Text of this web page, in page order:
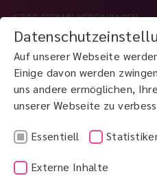
Auf unserer Webseite
Einige davon werden
uns andere ermöglichen,
unserer Webseite zu
Essentiell
Externe Inhalte
JETZT TERMIN VEREINBAREN
JETZT ANRUFEN0800 3